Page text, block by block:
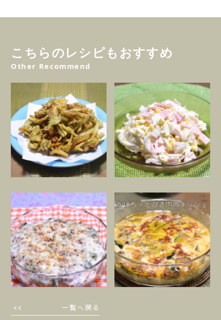
こちらのレシピもおすすめ
Other Recommend
一覧へ戻る